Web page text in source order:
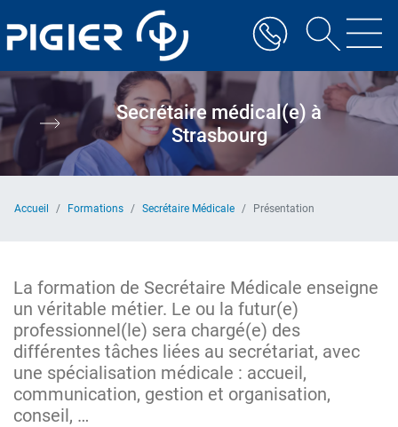
au
contenu
Secrétaire médical(e) à
Strasbourg
Accueil Formations Secrétaire Médicale Présentation
La formation de Secrétaire Médicale enseigne
un véritable métier. Le ou la futur(e)
professionnel(le) sera chargé(e) des
différentes tâches liées au secrétariat, avec
une spécialisation médicale : accueil,
communication, gestion et organisation,
conseil, …